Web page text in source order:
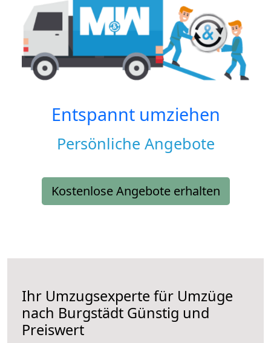
Entspannt umziehen
Persönliche Angebote
Kostenlose Angebote erhalten
Ihr Umzugsexperte für Umzüge
nach Burgstädt Günstig und
Preiswert